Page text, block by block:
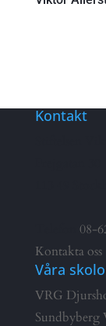
Kontakt
08-
Kontakta oss
Våra
VRG
Sundbyberg